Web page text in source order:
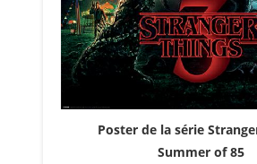
Poster de la série
Summer of 85